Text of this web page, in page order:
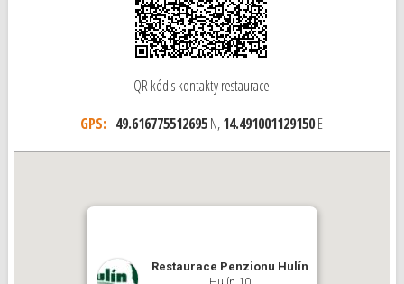
--- QR kód s kontakty restaurace ---
GPS: 49.616775512695N,14.491001129150E
Restaurace Penzionu Hulín